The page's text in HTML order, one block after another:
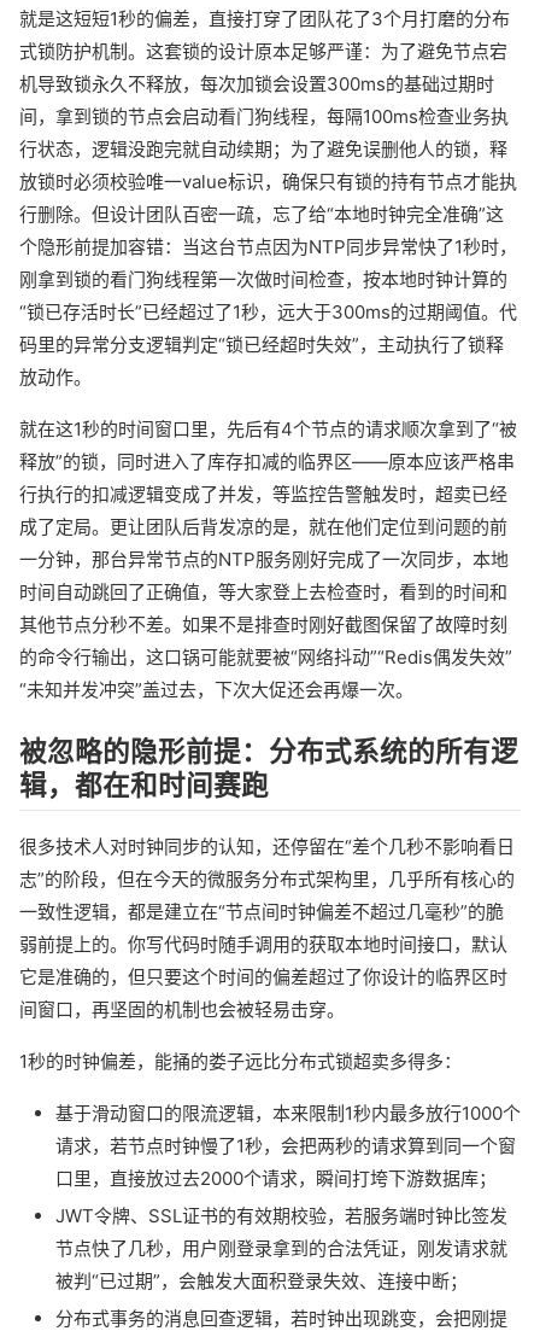
就是这短短1秒的偏差，直接打穿了团队花了3个月打磨的分布
式锁防护机制。这套锁的设计原本足够严谨：为了避免节点宕
机导致锁永久不释放，每次加锁会设置300ms的基础过期时
间，拿到锁的节点会启动看门狗线程，每隔100ms检查业务执
行状态，逻辑没跑完就自动续期；为了避免误删他人的锁，释
放锁时必须校验唯一value标识，确保只有锁的持有节点才能执
行删除。但设计团队百密一疏，忘了给“本地时钟完全准确”这
个隐形前提加容错：当这台节点因为NTP同步异常快了1秒时，
刚拿到锁的看门狗线程第一次做时间检查，按本地时钟计算的
“锁已存活时长”已经超过了1秒，远大于300ms的过期阈值。代
码里的异常分支逻辑判定“锁已经超时失效”，主动执行了锁释
放动作。
就在这1秒的时间窗口里，先后有4个节点的请求顺次拿到了“被
释放”的锁，同时进入了库存扣减的临界区——原本应该严格串
行执行的扣减逻辑变成了并发，等监控告警触发时，超卖已经
成了定局。更让团队后背发凉的是，就在他们定位到问题的前
一分钟，那台异常节点的NTP服务刚好完成了一次同步，本地
时间自动跳回了正确值，等大家登上去检查时，看到的时间和
其他节点分秒不差。如果不是排查时刚好截图保留了故障时刻
的命令行输出，这口锅可能就要被“网络抖动”“Redis偶发失效”
“未知并发冲突”盖过去，下次大促还会再爆一次。
被忽略的隐形前提：分布式系统的所有逻
辑，都在和时间赛跑
很多技术人对时钟同步的认知，还停留在“差个几秒不影响看日
志”的阶段，但在今天的微服务分布式架构里，几乎所有核心的
一致性逻辑，都是建立在“节点间时钟偏差不超过几毫秒”的脆
弱前提上的。你写代码时随手调用的获取本地时间接口，默认
它是准确的，但只要这个时间的偏差超过了你设计的临界区时
间窗口，再坚固的机制也会被轻易击穿。
1秒的时钟偏差，能捅的娄子远比分布式锁超卖多得多：
基于滑动窗口的限流逻辑，本来限制1秒内最多放行1000个
请求，若节点时钟慢了1秒，会把两秒的请求算到同一个窗
口里，直接放过去2000个请求，瞬间打垮下游数据库；
JWT令牌、SSL证书的有效期校验，若服务端时钟比签发
节点快了几秒，用户刚登录拿到的合法凭证，刚发请求就
被判“已过期”，会触发大面积登录失效、连接中断；
分布式事务的消息回查逻辑，若时钟出现跳变，会把刚提